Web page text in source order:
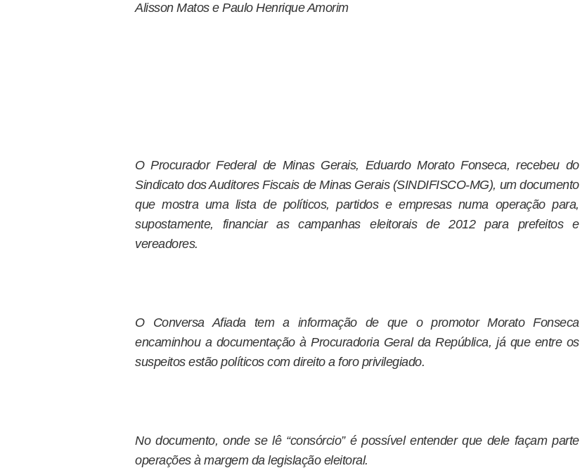
Alisson Matos e Paulo Henrique Amorim
O Procurador Federal de Minas Gerais, Eduardo Morato Fonseca, recebeu do
Sindicato dos Auditores Fiscais de Minas Gerais (SINDIFISCO-MG), um documento
que mostra uma lista de políticos, partidos e empresas numa operação para,
supostamente, financiar as campanhas eleitorais de 2012 para prefeitos e
vereadores.
O Conversa Afiada tem a informação de que o promotor Morato Fonseca
encaminhou a documentação à Procuradoria Geral da República, já que entre os
suspeitos estão políticos com direito a foro privilegiado.
No documento, onde se lê “consórcio” é possível entender que dele façam parte
operações à margem da legislação eleitoral.